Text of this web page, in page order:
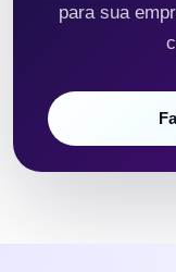
para sua